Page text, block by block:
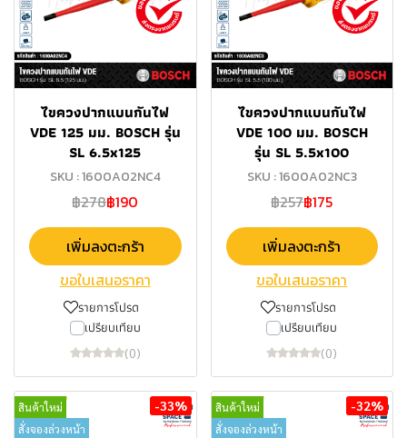
ไขควงปากแบนกันไฟ
VDE 125 มม. BOSCH รุ่น
SL 6.5x125
SKU : 1600A02NC4
฿278฿190
เพิ่มลงตะกร้า
ขอใบเสนอราคา
รายการโปรด
เปรียบเทียบ
(0)
ไขควงปากแบนกันไฟ
VDE 100 มม. BOSCH
รุ่น SL 5.5x100
SKU : 1600A02NC3
฿257฿175
เพิ่มลงตะกร้า
ขอใบเสนอราคา
รายการโปรด
เปรียบเทียบ
(0)
สินค้าใหม่
สั่งจองล่วงหน้า
-33%
สินค้าใหม่
สั่งจองล่วงหน้า
-32%